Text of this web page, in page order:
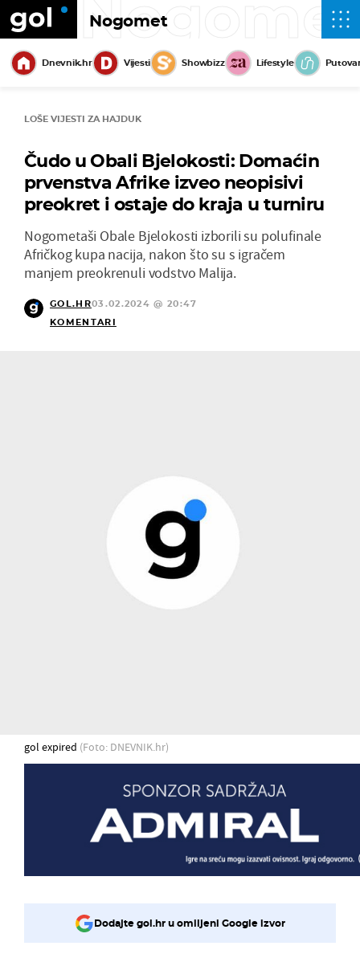
Nogomet
Dnevnik.hr Vijesti Showbizz Lifestyle
LOŠE VIJESTI ZA HAJDUK
Čudo u Obali Bjelokosti: Domaćin
prvenstva Afrike izveo neopisivi
preokret i ostaje do kraja u turniru
Nogometaši Obale Bjelokosti izborili su polufinale
Afričkog kupa nacija, nakon što su s igračem
manjem preokrenuli vodstvo Malija.
GOL.HR03.02.2024 @ 20:47
KOMENTARI
gol expired (Foto: DNEVNIK.hr)
Dodajte gol.hr u omiljeni Google izvor